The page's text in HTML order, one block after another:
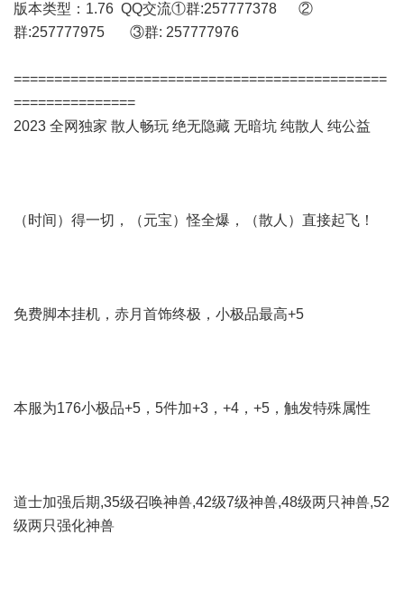
版本类型：1.76 QQ交流①群:257777378 ②
群:257777975 ③群: 257777976
==============================================
===============
2023 全网独家 散人畅玩 绝无隐藏 无暗坑 纯散人 纯公益
（时间）得一切，（元宝）怪全爆，（散人）直接起飞！
免费脚本挂机，赤月首饰终极，小极品最高+5
本服为176小极品+5，5件加+3，+4，+5，触发特殊属性
道士加强后期,35级召唤神兽,42级7级神兽,48级两只神兽,52
级两只强化神兽